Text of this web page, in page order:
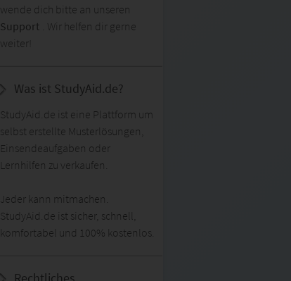
wende dich bitte an unseren
Support . Wir helfen dir gerne
weiter!
Was ist StudyAid.de?
StudyAid.de ist eine Plattform um
selbst erstellte Musterlösungen,
Einsendeaufgaben oder
Lernhilfen zu verkaufen.
Jeder kann mitmachen.
StudyAid.de ist sicher, schnell,
komfortabel und 100% kostenlos.